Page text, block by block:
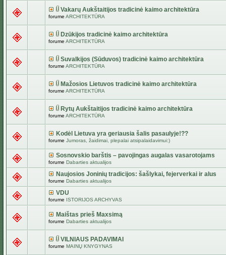
Vakarų Aukštaitijos tradicinė kaimo architektūra
forume ARCHITEKTŪRA
Dzūkijos tradicinė kaimo architektūra
forume ARCHITEKTŪRA
Suvalkijos (Sūduvos) tradicinė kaimo architektūra
forume ARCHITEKTŪRA
Mažosios Lietuvos tradicinė kaimo architektūra
forume ARCHITEKTŪRA
Rytų Aukštaitijos tradicinė kaimo architektūra
forume ARCHITEKTŪRA
Kodėl Lietuva yra geriausia šalis pasaulyje!??
forume Jumoras, žaidimai, plepalai atsipalaidavimui:)
Sosnovskio barštis – pavojingas augalas vasarotojams
forume Dabarties aktualijos
Naujosios Joninių tradicijos: šašlykai, fejerverkai ir alus
forume Dabarties aktualijos
VDU
forume ISTORIJOS ARCHYVAS
Maištas prieš Maxsimą
forume Dabarties aktualijos
VILNIAUS PADAVIMAI
forume MAINŲ KNYGYNAS